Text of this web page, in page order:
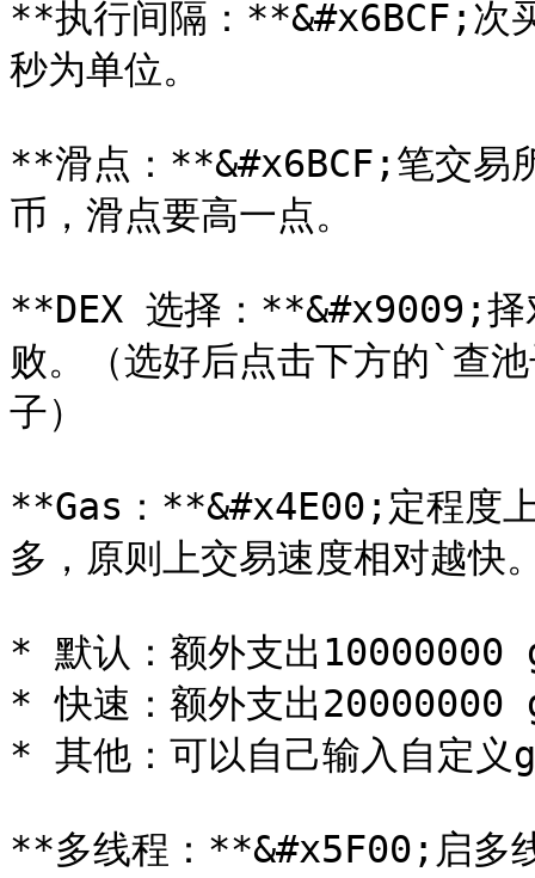
**执行间隔：**&#x6BCF;次
秒为单位。
**滑点：**&#x6BCF;笔交易
币，滑点要高一点。
**DEX 选择：**&#x9009;择
败。（选好后点击下方的`查
子）
**Gas：**&#x4E00;定程度
多，原则上交易速度相对越快
* 默认：额外支出10000000
* 快速：额外支出20000000
* 其他：可以自己输入自定义
**多线程：**&#x5F00;启多